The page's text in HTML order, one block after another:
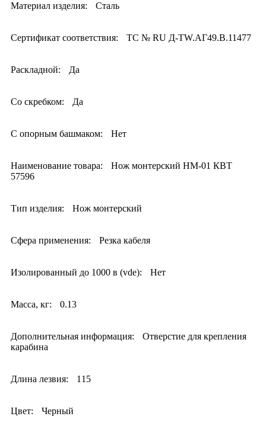
Материал изделия: Сталь
Сертификат соответствия: ТС № RU Д-TW.АГ49.В.11477
Раскладной: Да
Со скребком: Да
С опорным башмаком: Нет
Наименование товара:
Нож монтерский НМ-01 КВТ
57596
Тип изделия: Нож монтерский
Сфера применения: Резка кабеля
Изолированный до 1000 в (vde): Нет
Масса, кг: 0.13
Дополнительная информация:
Отверстие для крепления
карабина
Длина лезвия: 115
Цвет: Черный